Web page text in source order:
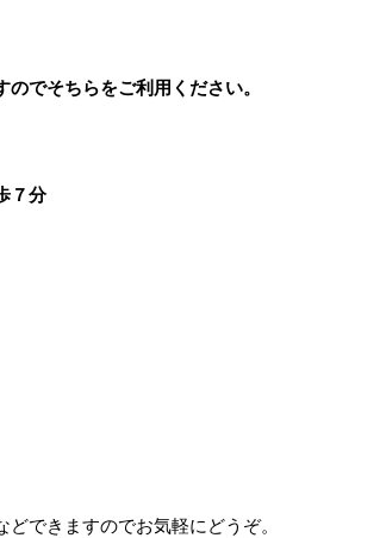
でそちらをご利用ください。
７分
できますのでお気軽にどうぞ。